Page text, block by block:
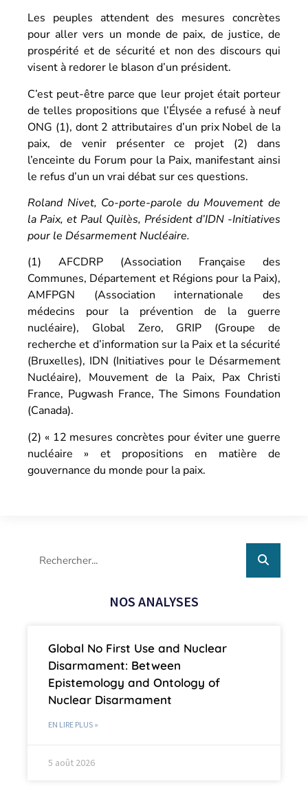
Les peuples attendent des mesures concrètes
pour aller vers un monde de paix, de justice, de
prospérité et de sécurité et non des discours qui
visent à redorer le blason d’un président.
C’est peut-être parce que leur projet était porteur
de telles propositions que l’Élysée a refusé à neuf
ONG (1), dont 2 attributaires d’un prix Nobel de la
paix, de venir présenter ce projet (2) dans
l’enceinte du Forum pour la Paix, manifestant ainsi
le refus d’un un vrai débat sur ces questions.
Roland Nivet, Co-porte-parole du Mouvement de
la Paix, et Paul Quilès, Président d’IDN -Initiatives
pour le Désarmement Nucléaire.
(1) AFCDRP (Association Française des
Communes, Département et Régions pour la Paix),
AMFPGN (Association internationale des
médecins pour la prévention de la guerre
nucléaire), Global Zero, GRIP (Groupe de
recherche et d’information sur la Paix et la sécurité
(Bruxelles), IDN (Initiatives pour le Désarmement
Nucléaire), Mouvement de la Paix, Pax Christi
France, Pugwash France, The Simons Foundation
(Canada).
(2) « 12 mesures concrètes pour éviter une guerre
nucléaire » et propositions en matière de
gouvernance du monde pour la paix.
NOS ANALYSES
Global No First Use and Nuclear
Disarmament: Between
Epistemology and Ontology of
Nuclear Disarmament
EN LIRE PLUS »
5 août 2026